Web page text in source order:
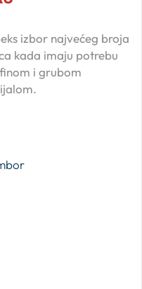
izbor najvećeg broja
kada imaju potrebu
i grubom